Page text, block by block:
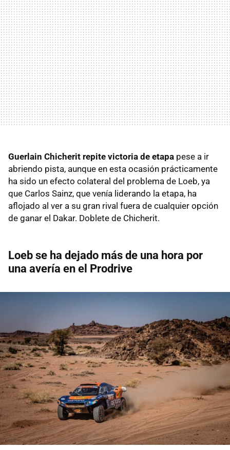
Guerlain Chicherit repite victoria de etapa pese a ir
abriendo pista, aunque en esta ocasión prácticamente
ha sido un efecto colateral del problema de Loeb, ya
que Carlos Sainz, que venía liderando la etapa, ha
aflojado al ver a su gran rival fuera de cualquier opción
de ganar el Dakar. Doblete de Chicherit.
Loeb se ha dejado más de una hora por
una avería en el Prodrive